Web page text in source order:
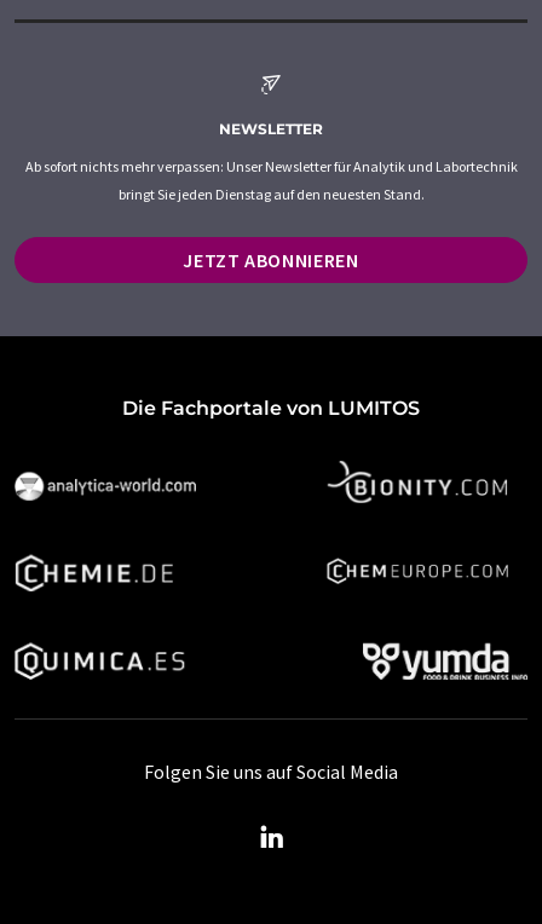
NEWSLETTER
Ab sofort nichts mehr verpassen: Unser Newsletter für Analytik und Labortechnik
bringt Sie jeden Dienstag auf den neuesten Stand.
JETZT ABONNIEREN
Die Fachportale von LUMITOS
Folgen Sie uns auf Social Media